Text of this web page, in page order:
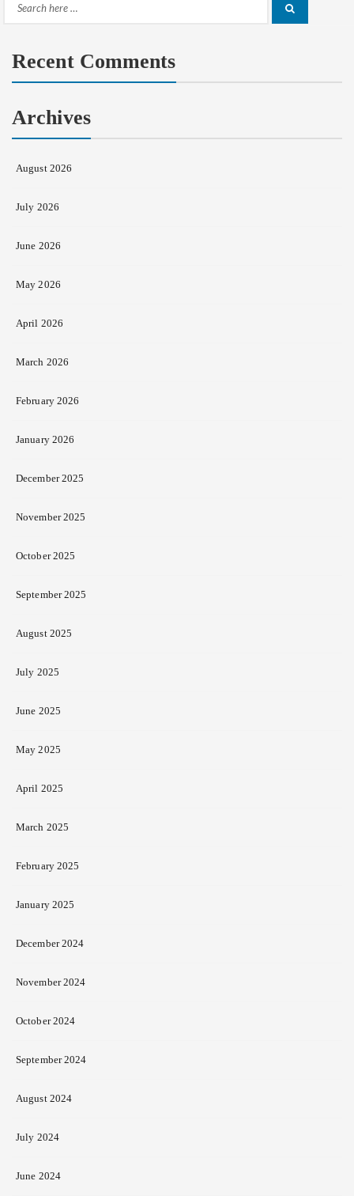
Search
Recent Comments
Archives
August 2026
July 2026
June 2026
May 2026
April 2026
March 2026
February 2026
January 2026
December 2025
November 2025
October 2025
September 2025
August 2025
July 2025
June 2025
May 2025
April 2025
March 2025
February 2025
January 2025
December 2024
November 2024
October 2024
September 2024
August 2024
July 2024
June 2024